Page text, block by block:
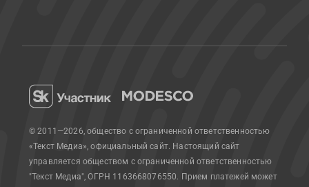
© 2011—2026, общество с ограниченной ответственностью
«Текст Медиа», официальный сайт. Настоящий сайт
управляется обществом с ограниченной ответственностью
"Текст Медиа", ОГРН 1163668076550. Прием платежей может